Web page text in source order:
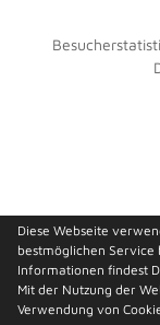
Diese Webseite
bestmöglichen Service
Informationen findest
Mit der Nutzung der
Verwendung von